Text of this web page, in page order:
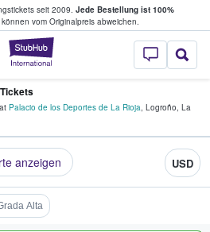
seit 2009. Jede Bestellung ist 100%
vom Originalpreis abweichen.
StubHub - Wo
& verkaufen
at Palacio de los Deportes de La Rioja, Logroño, La
anzeigen USD
Alta